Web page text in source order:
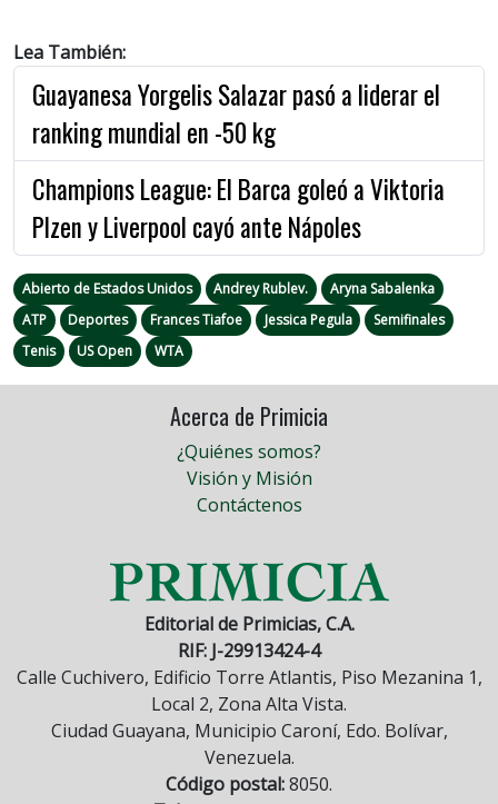
Lea También:
Guayanesa Yorgelis Salazar pasó a liderar el
ranking mundial en -50 kg
Champions League: El Barca goleó a Viktoria
Plzen y Liverpool cayó ante Nápoles
Abierto de Estados Unidos Andrey Rublev.
Aryna Sabalenka
ATP
Deportes Frances Tiafoe Jessica Pegula
Semifinales
Tenis
US Open WTA
Acerca de Primicia
¿Quiénes somos?
Visión y Misión
Contáctenos
Editorial de Primicias, C.A.
RIF: J-29913424-4
Calle Cuchivero, Edificio Torre Atlantis, Piso Mezanina 1,
Local 2, Zona Alta Vista.
Ciudad Guayana, Municipio Caroní, Edo. Bolívar,
Venezuela.
Código postal:8050.